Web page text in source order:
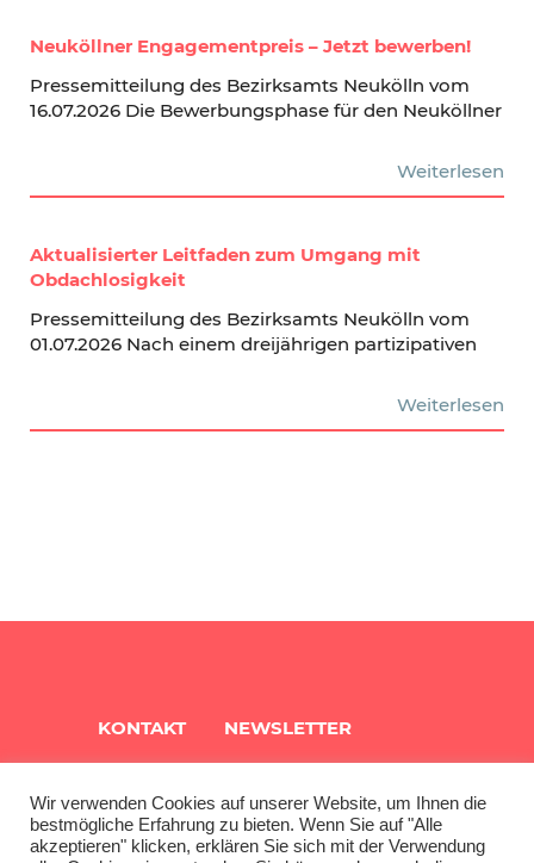
Neuköllner Engagementpreis – Jetzt bewerben!
Pressemitteilung des Bezirksamts Neukölln vom
16.07.2026 Die Bewerbungsphase für den Neuköllner
Weiterlesen
Aktualisierter Leitfaden zum Umgang mit
Obdachlosigkeit
Pressemitteilung des Bezirksamts Neukölln vom
01.07.2026 Nach einem dreijährigen partizipativen
Weiterlesen
KONTAKT NEWSLETTER
QUARTIERSINFO ARCHIV
Wir verwenden Cookies auf unserer Website, um Ihnen die
bestmögliche Erfahrung zu bieten. Wenn Sie auf "Alle
akzeptieren" klicken, erklären Sie sich mit der Verwendung